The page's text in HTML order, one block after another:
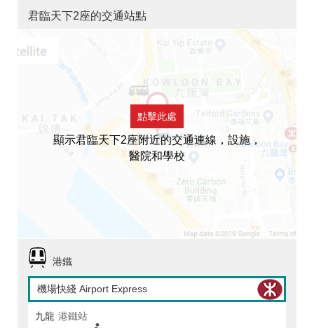
君臨天下2座的交通站點
點擊此處
顯示君臨天下2座附近的交通連線，設施，
醫院和學校
港鐵
機場快綫 Airport Express
九龍 港鐵站